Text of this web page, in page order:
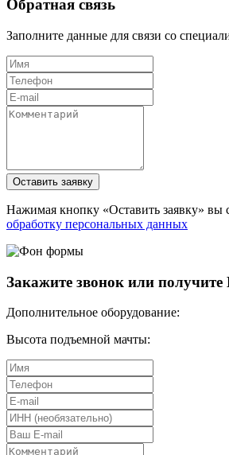
Обратная связь
Заполните данные для связи со
Оставить заявку
Нажимая кнопку «Оставить заявку» вы
обработку персональных данных
Закажите звонок или
Дополнительное оборудование:
Высота подъемной мачты: